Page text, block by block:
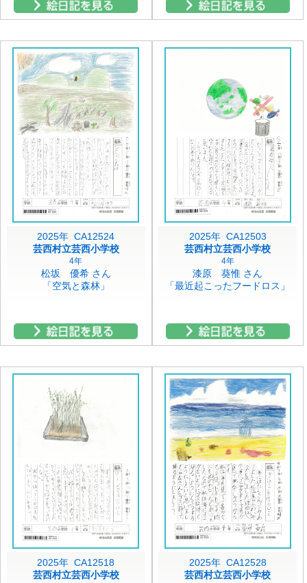
2025年 CA12524
芸西村立芸西小学校
4年
松坂 優希 さん
「空気と森林」
2025年 CA12503
芸西村立芸西小学校
4年
漆原 葵惟 さん
「最近起こったフードロス」
2025年 CA12518
芸西村立芸西小学校
2025年 CA12528
芸西村立芸西小学校